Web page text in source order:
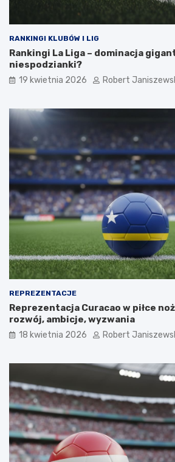
RANKINGI KLUBÓW I LIG
Rankingi La Liga – dominacja
niespodzianki?
19 kwietnia 2026 Robert
REPREZENTACJE
Reprezentacja Curacao w piłce
rozwój, ambicje, wyzwania
18 kwietnia 2026 Robert